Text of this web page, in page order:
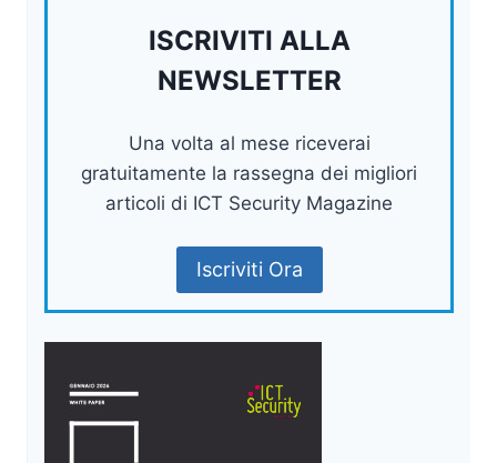
ISCRIVITI ALLA
NEWSLETTER
Una volta al mese riceverai
gratuitamente la rassegna dei migliori
articoli di ICT Security Magazine
Iscriviti Ora